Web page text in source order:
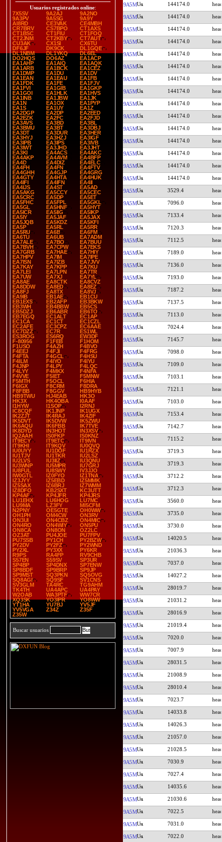
Usuarios registrados online:
7X5SV
9A2AJ
9A2NO
9A3PV
9A5SG
9A9Y
AI8RD
CE3VAK
CE4MBH
CR7BRV
CS7BPO
CT1AXS
CT1BSC
CT1FIU
CT1FOQ
CT2JNM
CT2KBY
CT7AUT
CU3AK
CX1SI
CX6TU
DF6JF
DK9CK
DL1GQE
DL1NBM
DL1YKQ
DL6EL
DO2HQS
DO6AZ
EA1ACP
EA1AHP
EA1AIQ
EA1AQK
EA1ARB
EA1BCK
EA1CEZ
EA1DMP
EA1DU
EA1DV
EA1EAN
EA1EAU
EA1FB
EA1FDK
EA1FE
EA1FJV
EA1FVI
EA1GIB
EA1GKP
EA1GOI
EA1HLK
EA1HVS
EA1INB
EA1JBW
EA1JK
EA1N
EA1OX
EA1PYP
EA1S
EA1UY
EA1Z
EA2DGP
EA2DP
EA2EED
EA2EZK
EA2FC
EA2FJD
EA3AVS
EA3BD
EA3BL
EA3BMU
EA3BT
EA3DBJ
EA3DT
EA3DUR
EA3HER
EA3HYJ
EA3HZJ
EA3IGF
EA3IPB
EA3IPS
EA3IVB
EA3IWT
EA3JHD
EA3JHT
EA3KI
EA4ACS
EA4AKC
EA4AKP
EA4AVM
EA4BFP
EA4D
EA4DIZ
EA4ELC
EA4FH
EA4FN
EA4FTV
EA4GHH
EA4GJP
EA4GRG
EA4GTY
EA4HTA
EA4HUK
EA4IFI
EA4IFN
EA4II
EA4IJS
EA4ST
EA5AD
EA5AKG
EA5CCY
EA5CEC
EA5CRC
EA5DP
EA5ET
EA5FHC
EA5FPL
EA5GKL
EA5GL
EA5HNF
EA5HYT
EA5ICR
EA5IIG
EA5IKP
EA5IY
EA5JAF
EA5JAX
EA5JQB
EA5KDZ
EA5KFI
EA5P
EA5RL
EA5RR
EA5RU
EA6B
EA6FM
EA6TU
EA6UB
EA7ADM
EA7ALE
EA7BO
EA7BUU
EA7BVH
EA7CPW
EA7EKS
EA7GRB
EA7HAE
EA7HIY
EA7HPV
EA7IM
EA7IPE
EA7ISN
EA7IZB
EA7JVV
EA7KAY
EA7KPP
EA7KU
EA7LEI
EA7LPN
EA7TR
EA7UW
EA7XJ
EA7YL
EA8AE
EA8CTK
EA8CVZ
EA8DDW
EA8ED
EA8EZ
EA8FJ
EA8TX
EA8VJ
EA9IB
EB1AE
EB1CU
EB1EXS
EB2AFP
EB3BKW
EB3WH
EB4BBW
EB5CS
EB5DZJ
EB6ABR
EB6TO
EB7EGQ
EC1ALT
EC1AP
EC1CA
EC1CT
EC1CZL
EC2AFE
EC3CPZ
EC6AAE
EC7DZZ
EC7R
ES1WL
ES3ROG
ES6RQ
EW3DF
F-80956
F1FEB
F1HOM
F1USO
F4AZH
F4BVO
F4EEJ
F4FJI
F4FRG
F4FTA
F4GCL
F4HSU
F4ILM
F4IYO
F4IYU
F4JNP
F4LPY
F4LQC
F4LYY
F4MKX
F4NFA
F4VVE
F5IET
F5MNW
F5MTH
F5OCL
F6HIA
F6IGX
F8CRM
F8DRA
F8FBB
F8GGV
HB9HYB
HB9TWU
HJ4EAB
HK3O
HK3X
HK4OBA
I0AAF
I1HYW
I1SOP
I2RNJ
IC8CQF
IK1JNP
IK1UGX
IK2ZJT
IK4RAJ
IK4ZIF
IK5DVT
IK5DVW
IK5ZWU
IK6AQU
IK6FBB
IK7TVE
IK8DYD
IN3HOT
IN3XSV
IQ2AAH
IS0FKP
IS0KNZ
IT9ECY
IT9ETC
IT9IVN
IT9KHI
IT9KQV
IU0QVQ
IU0UYY
IU1DOF
IU1RZX
IU1TJV
IU1TKR
IU2LSZ
IU2LVS
IU3IIZ
IU3QNU
IU3WNP
IU5MPR
IU7GRJ
IU8FUL
IU8SWY
IV3JJO
IW0GTL
IZ0FYO
IZ1TNA
IZ3JYY
IZ5EBD
IZ5MMK
IZ5SAX
IZ6BRJ
IZ7WMM
IZ8DFO
KB2SXT
KC3UTT
KP4AF
KP4JFR
KP4JRS
LU1EHX
LU6HOG
LU7MC
LU9MA
LZ3FY
MI5CFM
N2PNY
OE5GTE
OH0WW
OH1PH
OM4CW
ON3RV
ON3UI
ON4CBZ
ON4MIC
ON4RO
ON4WIY
ON5PU
ON8CA
ON8ON
OZ2LC
OZ3AT
PU4JOE
PU7FPV
PU7SSB
PY1CH
PY2BZW
PY2DV
PY2FZ
PY2WND
PY2XL
PY3XX
PY6KR
R9PS
RA4FP
RV9CHB
S57EN
S59SV
SP3UR
SP4BP
SP4DNX
SP7ENW
SP8BDF
SP9BRP
SP9JP
SP9MST
SQ3PKN
SQ5OVG
SQ8AGI
SQ9SF
SV1CNS
SV3GLM
TA4RC
TG9AHM
TK4TH
UA4APC
UA4PAY
W2OAB
WA3PTF
WW7CR
XQ3SK
YO3IPR
YO8WW
YT1HA
YU7BJ
YV5JF
YV5VGA
Z34Z
Z35F
Z35W
Buscar usuarios
9A5M 144174.0
9A5M 144174.0
9A5M 144174.0
9A5M 144174.0
9A5M 144174.0
9A5M 144174.0
9A5M 144174.0
9A5M 144174.0
9A5M 144174.0
9A5M 144174.0
9A5M 144174.0
9A5M 144174.0
9A5M 144174.0
9A5M 144174.0
9A5M 144174.0
9A5M 3529.4
9A5M 7096.0
9A5M 7133.4
9A5M 7120.3
9A5M 7112.5
9A5M 7189.0
9A5M 7136.0
9A5M 7193.0
9A5M 7187.2
9A5M 7137.5
9A5M 7113.0
9A5M 7024.4
9A5M 7145.7
9A5M 7098.0
9A5M 7109.0
9A5M 7103.1
9A5M 7121.1
9A5M 7103.0
9A5M 7153.4
9A5M 7142.7
9A5M 7115.2
9A5M 3719.3
9A5M 3719.3
9A5M 3712.2
9A5M 3712.3
9A5M 3560.0
9A5M 3735.0
9A5M 3730.0
9A5M 14020.5
9A5M 21036.3
9A5M 7037.0
9A5M 14027.2
9A5M 28019.7
9A5M 21031.2
9A5M 28016.9
9A5M 21019.4
9A5M 7020.0
9A5M 7007.9
9A5M 28031.5
9A5M 21008.9
9A5M 28010.4
9A5M 7023.7
9A5M 14033.8
9A5M 14026.3
9A5M 21057.0
9A5M 21028.5
9A5M 7030.9
9A5M 7027.4
9A5M 14035.6
9A5M 21030.6
9A5M 7022.5
9A5M 7031.0
9A5M 7022.0